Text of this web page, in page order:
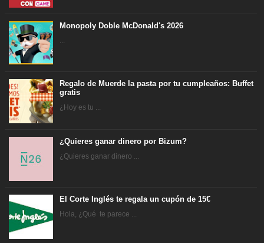
Monopoly Doble McDonald's 2026
...
Regalo de Muerde la pasta por tu cumpleaños: Buffet
gratis
¿Hoy es tu ...
¿Quieres ganar dinero por Bizum?
¿Quieres ganar dinero ...
El Corte Inglés te regala un cupón de 15€
Hola, ¿Qué te parece ...